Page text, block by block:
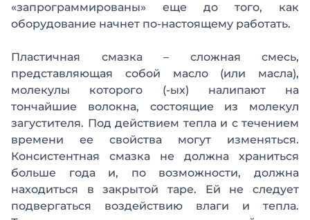
«запрограммированы» еще до того, как
оборудование начнет по-настоящему работать.
Пластичная смазка – сложная смесь,
представляющая собой масло (или масла),
молекулы которого (-ых) налипают на
тончайшие волокна, состоящие из молекул
загустителя. Под действием тепла и с течением
времени ее свойства могут изменяться.
Консистентная смазка не должна храниться
больше года и, по возможности, должна
находиться в закрытой таре. Ей не следует
подвергаться воздействию влаги и тепла.